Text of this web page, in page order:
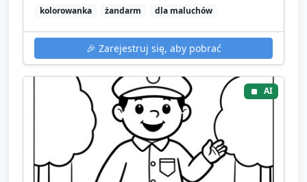
kolorowanka
żandarm dla maluchów
🎉 Zarejestruj się, aby pobrać
AI